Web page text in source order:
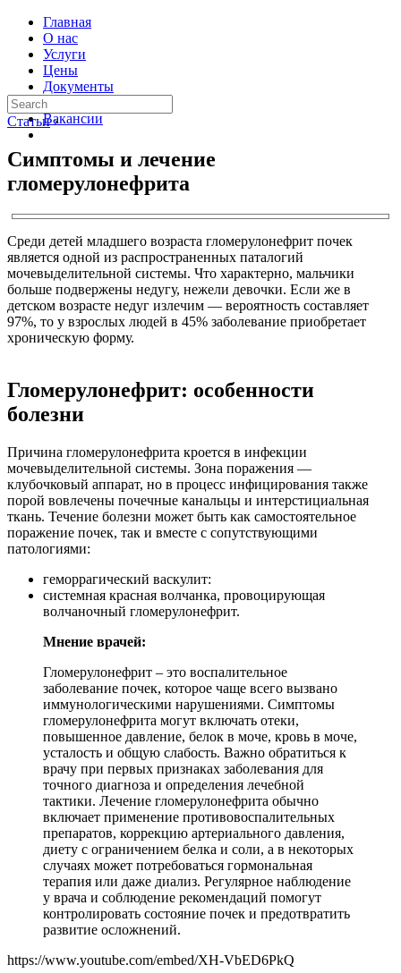
Главная
О нас
Услуги
Цены
Документы
Контакты
Вакансии
Статьи ›
Симптомы и лечение
гломерулонефрита
Среди детей младшего возраста гломерулонефрит почек
является одной из распространенных паталогий
мочевыделительной системы. Что характерно, мальчики
больше подвержены недугу, нежели девочки. Если же в
детском возрасте недуг излечим — вероятность составляет
97%, то у взрослых людей в 45% заболевание приобретает
хроническую форму.
Гломерулонефрит: особенности
болезни
Причина гломерулонефрита кроется в инфекции
мочевыделительной системы. Зона поражения —
клубочковый аппарат, но в процесс инфицирования также
порой вовлечены почечные канальцы и интерстициальная
ткань. Течение болезни может быть как самостоятельное
поражение почек, так и вместе с сопутствующими
патологиями:
геморрагический васкулит:
системная красная волчанка, провоцирующая
волчаночный гломерулонефрит.
Мнение врачей:
Гломерулонефрит – это воспалительное
заболевание почек, которое чаще всего вызвано
иммунологическими нарушениями. Симптомы
гломерулонефрита могут включать отеки,
повышенное давление, белок в моче, кровь в моче,
усталость и общую слабость. Важно обратиться к
врачу при первых признаках заболевания для
точного диагноза и определения лечебной
тактики. Лечение гломерулонефрита обычно
включает применение противовоспалительных
препаратов, коррекцию артериального давления,
диету с ограничением белка и соли, а в некоторых
случаях может потребоваться гормональная
терапия или даже диализ. Регулярное наблюдение
у врача и соблюдение рекомендаций помогут
контролировать состояние почек и предотвратить
развитие осложнений.
https://www.youtube.com/embed/XH-VbED6PkQ